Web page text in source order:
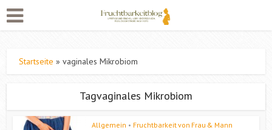
Startseite »vaginales Mikrobiom
Tagvaginales Mikrobiom
Allgemein • Fruchtbarkeit von Frau & Mann